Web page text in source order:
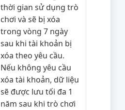
thời gian sử dụng trò
chơi và sẽ bị xóa
trong vòng 7 ngày
sau khi tài khoản bị
xóa theo yêu cầu.
Nếu không yêu cầu
xóa tài khoản, dữ liệu
sẽ được lưu tối đa 1
năm sau khi trò chơi